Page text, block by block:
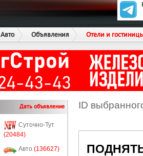
Авто Объявления Отели и
Дать объявление
Суточно-Тут
(20484)
Авто (136627)
ID